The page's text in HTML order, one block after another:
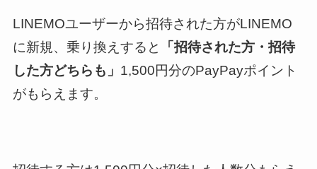
LINEMOユーザーから招待された方がLINEMO
に新規、乗り換えすると
「招待された方・招待
した方どちらも」 1,500円分のPayPayポイント
がもらえます。